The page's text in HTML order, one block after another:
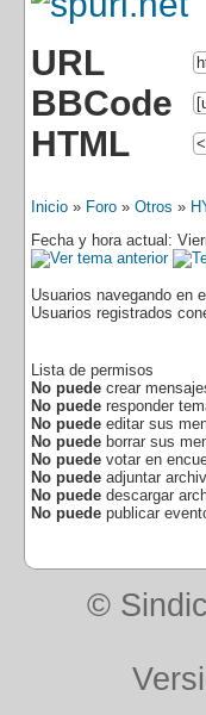
URL
BBCode
HTML
Inicio » Foro » Otros »
Fecha y hora actual:
Usuarios navegando en
Usuarios registrados
Lista de permisos
No puede crear
No puede responder
No puede editar sus
No puede borrar sus
No puede votar en
No puede adjuntar
No puede descargar
No puede publicar
©